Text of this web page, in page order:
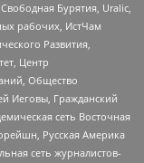
Бурятия, Uralic,
рабочих, ИстЧам
Развития,
Центр
Общество
Иеговы, Гражданский
сеть Восточная
Русская Америка
сеть журналистов-